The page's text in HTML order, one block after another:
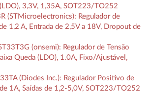
3,3V, 1,35A, SOT223/TO252
(STMicroelectronics): Regulador de
1,2 A, Entrada de 2,5V a 18V, Dropout de
(onsemi): Regulador de Tensão
Queda (LDO), 1.0A, Fixo/Ajustável,
(Diodes Inc.): Regulador Positivo de
1A, Saídas de 1,2-5,0V, SOT223/TO252